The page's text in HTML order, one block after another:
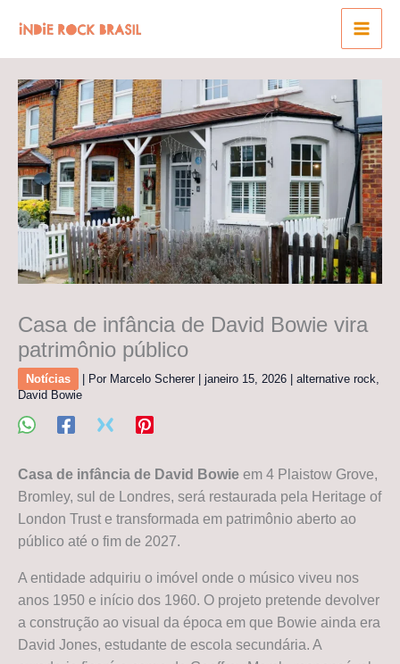
para
o
conteúdo
Casa de infância de David Bowie vira
patrimônio público
Notícias | Por Marcelo Scherer janeiro 15, 2026 alternative rock,
David Bowie
Casa de infância de David Bowie em 4 Plaistow Grove,
Bromley, sul de Londres, será restaurada pela Heritage of
London Trust e transformada em patrimônio aberto ao
público até o fim de 2027.
A entidade adquiriu o imóvel onde o músico viveu nos
anos 1950 e início dos 1960. O projeto pretende devolver
a construção ao visual da época em que Bowie ainda era
David Jones, estudante de escola secundária. A